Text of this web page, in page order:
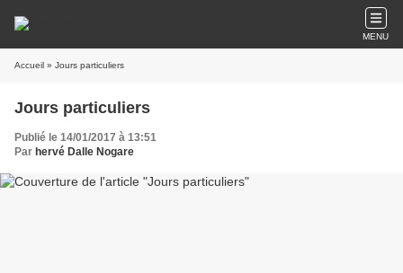
MENU
Accueil » Jours particuliers
Jours particuliers
Publié le 14/01/2017 à 13:51
Par hervé Dalle Nogare